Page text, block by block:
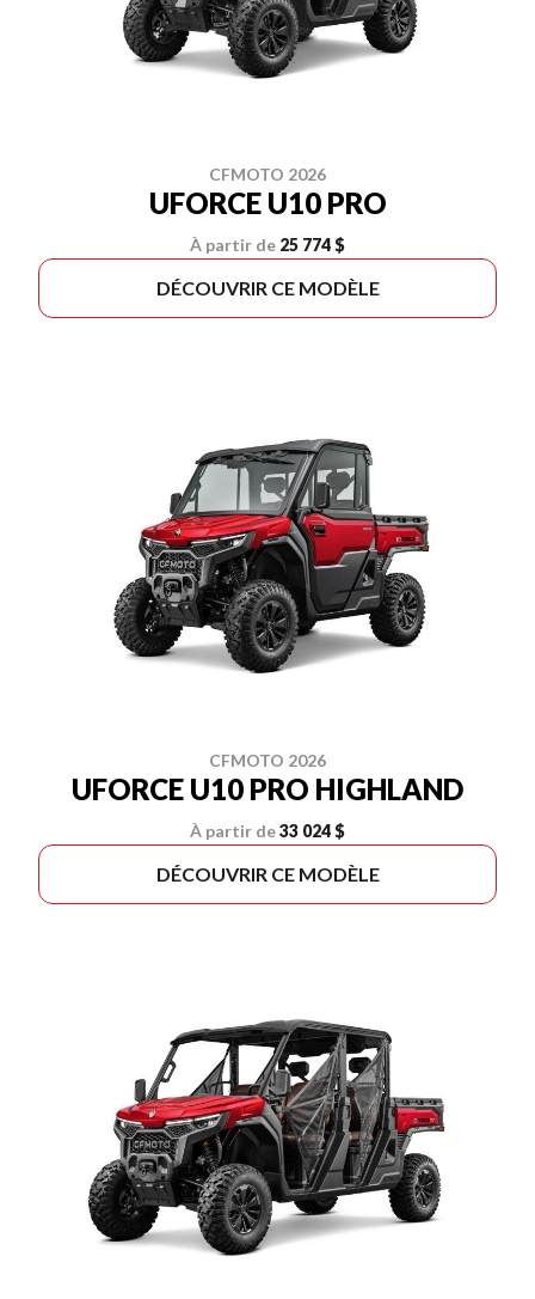
CFMOTO 2026
UFORCE U10 PRO
À partir de 25 774 $
DÉCOUVRIR CE MODÈLE
CFMOTO 2026
UFORCE U10 PRO HIGHLAND
À partir de33 024 $
DÉCOUVRIR CE MODÈLE